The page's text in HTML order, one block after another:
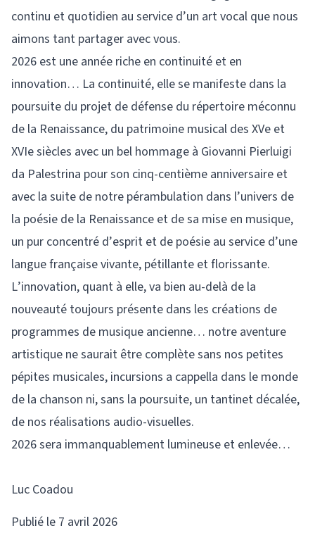
continu et quotidien au service d’un art vocal que nous
aimons tant partager avec vous.
2026 est une année riche en continuité et en
innovation… La continuité, elle se manifeste dans la
poursuite du projet de défense du répertoire méconnu
de la Renaissance, du patrimoine musical des XVe et
XVIe siècles avec un bel hommage à Giovanni Pierluigi
da Palestrina pour son cinq-centième anniversaire et
avec la suite de notre pérambulation dans l’univers de
la poésie de la Renaissance et de sa mise en musique,
un pur concentré d’esprit et de poésie au service d’une
langue française vivante, pétillante et florissante.
L’innovation, quant à elle, va bien au-delà de la
nouveauté toujours présente dans les créations de
programmes de musique ancienne… notre aventure
artistique ne saurait être complète sans nos petites
pépites musicales, incursions a cappella dans le monde
de la chanson ni, sans la poursuite, un tantinet décalée,
de nos réalisations audio-visuelles.
2026 sera immanquablement lumineuse et enlevée…
Luc Coadou
Publié le 7 avril 2026